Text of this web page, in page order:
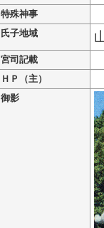
特殊神事
氏子地域
宮司記載
ＨＰ（主）
御影